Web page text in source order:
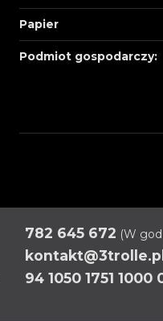
Papier
Podmiot gospodarczy:
782 645 672 (W
94 1050 1751